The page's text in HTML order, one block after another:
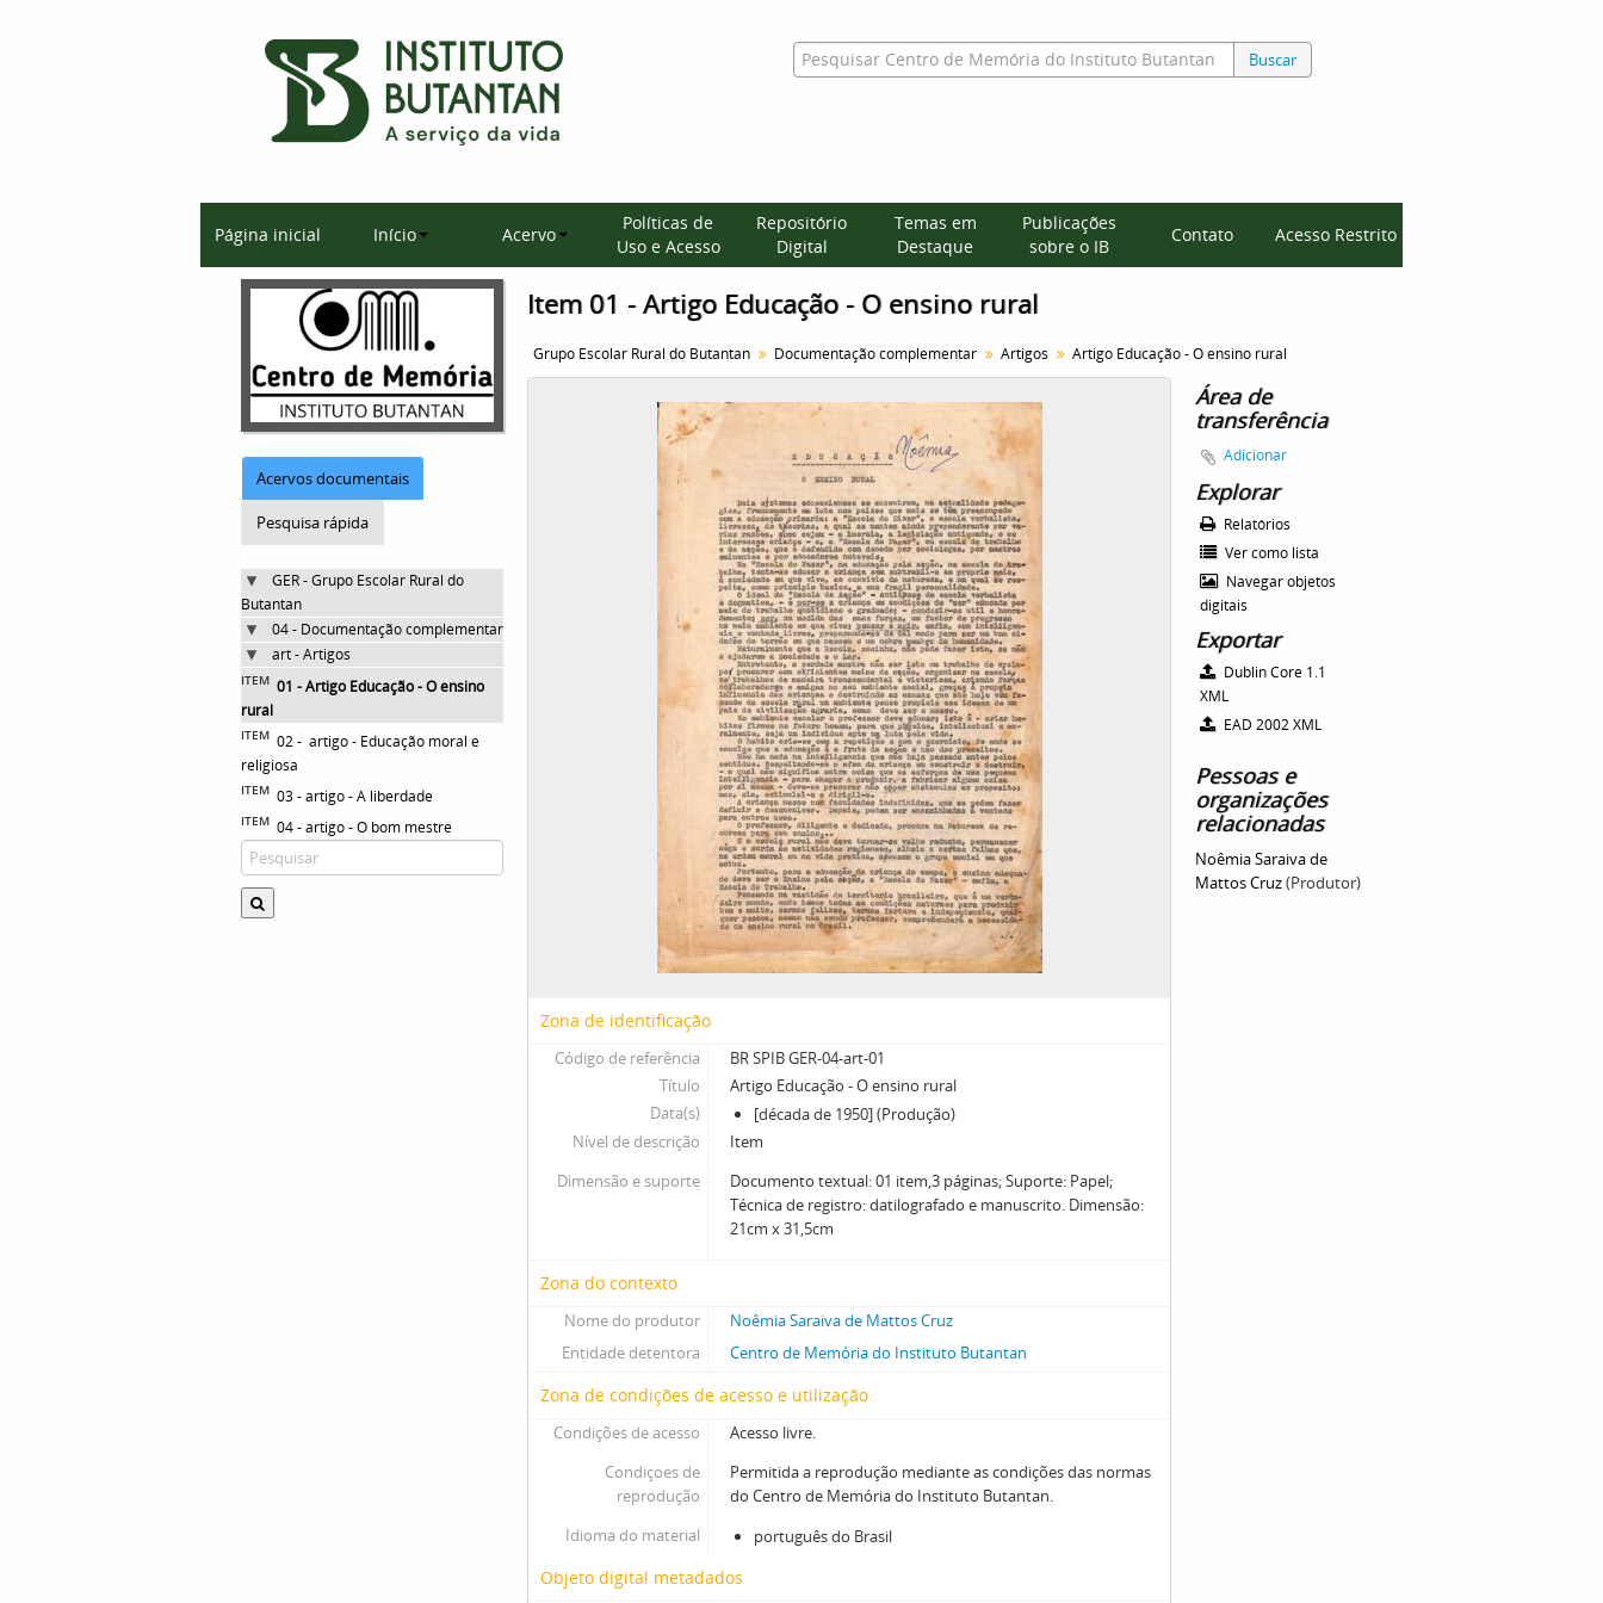
Buscar
Página inicial Início Acervo
Políticas de
Uso e Acesso
Repositório
Digital
Temas em
Destaque
Publicações
sobre o IB
Contato Acesso Restrito
Acervos documentais
Pesquisa rápida
GER - Grupo Escolar Rural do
Butantan
04 - Documentação complementar
art - Artigos
ITEM 01 - Artigo Educação - O ensino
rural
ITEM 02 - artigo - Educação moral e
religiosa
ITEM 03 - artigo - A liberdade
ITEM 04 - artigo - O bom mestre
Item 01 - Artigo Educação - O ensino rural
Grupo Escolar Rural do Butantan Documentação complementar Artigos Artigo Educação - O ensino rural
Zona de identificação
Código de referência
BR SPIB GER-04-art-01
Título
Artigo Educação - O ensino rural
Data(s)
[década de 1950] (Produção)
Nível de descrição
Item
Dimensão e suporte
Documento textual: 01 item,3 páginas; Suporte: Papel;
Técnica de registro: datilografado e manuscrito. Dimensão:
21cm x 31,5cm
Zona do contexto
Nome do produtor
Noêmia Saraiva de Mattos Cruz
Entidade detentora
Centro de Memória do Instituto Butantan
Zona de condições de acesso e utilização
Condições de acesso
Acesso livre.
Condiçoes de
reprodução
Permitida a reprodução mediante as condições das normas
do Centro de Memória do Instituto Butantan.
Idioma do material
português do Brasil
Objeto digital metadados
Área de
transferência
Adicionar
Explorar
Relatórios
Ver como lista
Navegar objetos
digitais
Exportar
Dublin Core 1.1
XML
EAD 2002 XML
Pessoas e
organizações
relacionadas
Noêmia Saraiva de
Mattos Cruz(Produtor)